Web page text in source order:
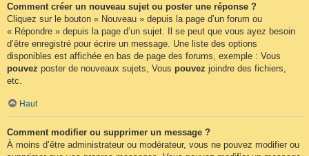
Comment créer un nouveau sujet ou poster une réponse ?
Cliquez sur le bouton « Nouveau » depuis la page d’un forum ou
« Répondre » depuis la page d’un sujet. Il se peut que vous ayez besoin
d’être enregistré pour écrire un message. Une liste des options
disponibles est affichée en bas de page des forums, exemple : Vous
pouvez poster de nouveaux sujets, Vous pouvez joindre des fichiers,
etc.
Haut
Comment modifier ou supprimer un message ?
À moins d’être administrateur ou modérateur, vous ne pouvez modifier ou